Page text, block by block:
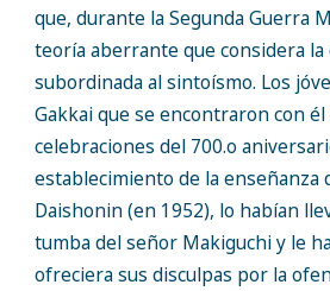
que, durante la Segunda Guerra
teoría aberrante que considera
subordinada al sintoísmo. Los
Gakkai que se encontraron con
celebraciones del 700.o
establecimiento de la enseñanza
Daishonin (en 1952), lo habían
tumba del señor Makiguchi y le
ofreciera sus disculpas por la